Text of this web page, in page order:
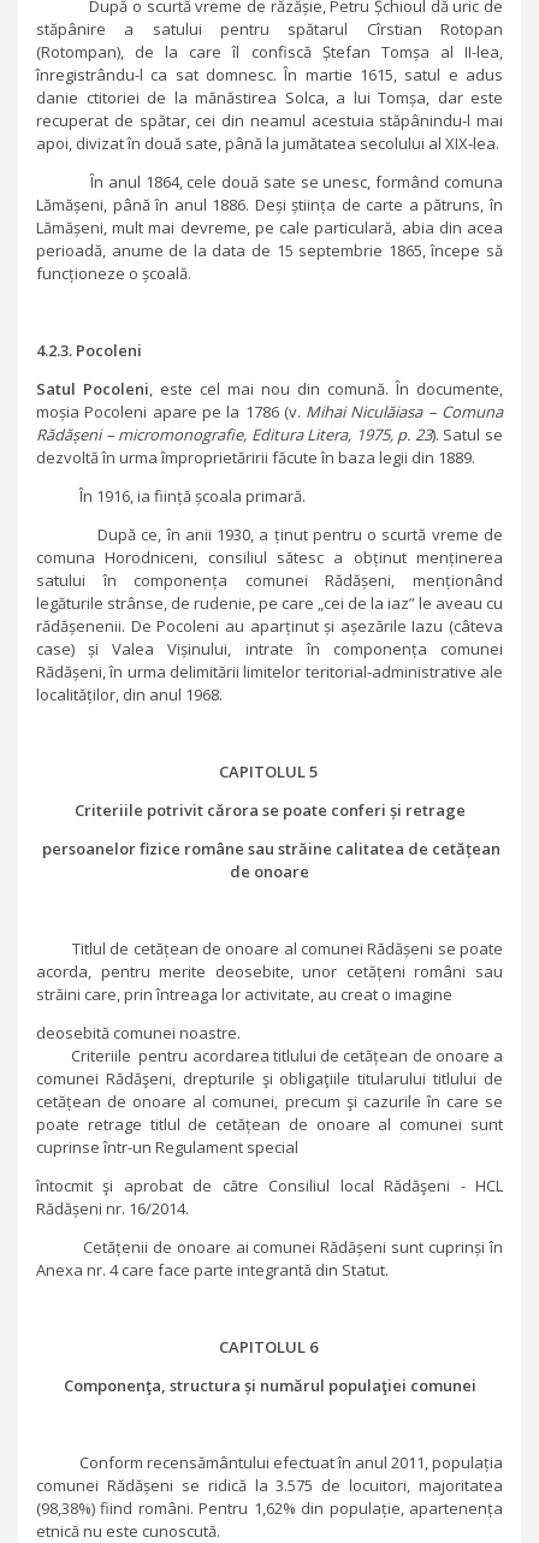
După o scurtă vreme de răzășie, Petru Șchioul dă uric de
stăpânire a satului pentru spătarul Cîrstian Rotopan
(Rotompan), de la care îl confiscă Ștefan Tomșa al II-lea,
înregistrându-l ca sat domnesc. În martie 1615, satul e adus
danie ctitoriei de la mănăstirea Solca, a lui Tomșa, dar este
recuperat de spătar, cei din neamul acestuia stăpânindu-l mai
apoi, divizat în două sate, până la jumătatea secolului al XIX-lea.
În anul 1864, cele două sate se unesc, formând comuna
Lămășeni, până în anul 1886. Deși știința de carte a pătruns, în
Lămășeni, mult mai devreme, pe cale particulară, abia din acea
perioadă, anume de la data de 15 septembrie 1865, începe să
funcționeze o școală.
4.2.3. Pocoleni
Satul Pocoleni, este cel mai nou din comună. În documente,
moșia Pocoleni apare pe la 1786 (v. Mihai Niculăiasa – Comuna
Rădășeni – micromonografie, Editura Litera, 1975, p. 23). Satul se
dezvoltă în urma împroprietăririi făcute în baza legii din 1889.
În 1916, ia ființă școala primară.
După ce, în anii 1930, a ținut pentru o scurtă vreme de
comuna Horodniceni, consiliul sătesc a obținut menținerea
satului în componența comunei Rădășeni, menționând
legăturile strânse, de rudenie, pe care „cei de la iaz” le aveau cu
rădășenenii. De Pocoleni au aparținut și așezările Iazu (câteva
case) și Valea Vișinului, intrate în componența comunei
Rădășeni, în urma delimitării limitelor teritorial-administrative ale
localităților, din anul 1968.
CAPITOLUL 5
Criteriile potrivit cărora se poate conferi și retrage
persoanelor fizice române sau străine calitatea de cetățean
de onoare
Titlul de cetățean de onoare al comunei Rădășeni se poate
acorda, pentru merite deosebite, unor cetățeni români sau
străini care, prin întreaga lor activitate, au creat o imagine
deosebită comunei noastre.
Criteriile pentru acordarea titlului de cetățean de onoare a
comunei Rădăşeni, drepturile şi obligaţiile titularului titlului de
cetățean de onoare al comunei, precum şi cazurile în care se
poate retrage titlul de cetățean de onoare al comunei sunt
cuprinse într-un Regulament special
întocmit şi aprobat de către Consiliul local Rădăşeni - HCL
Rădășeni nr. 16/2014.
Cetățenii de onoare ai comunei Rădășeni sunt cuprinși în
Anexa nr. 4 care face parte integrantă din Statut.
CAPITOLUL 6
Componenţa, structura și numărul populaţiei comunei
Conform recensământului efectuat în anul 2011, populația
comunei Rădășeni se ridică la 3.575 de locuitori, majoritatea
(98,38%) fiind români. Pentru 1,62% din populație, apartenența
etnică nu este cunoscută.